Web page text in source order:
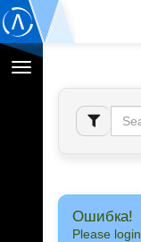
Переключение
навигации
Ошибка!
Please